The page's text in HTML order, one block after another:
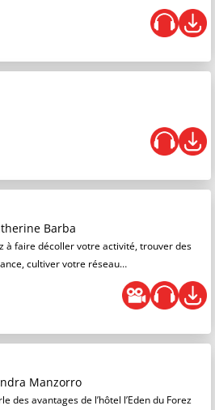
Barba
à faire décoller votre activité, trouver des
cultiver votre réseau…
Manzorro
des avantages de l’hôtel l’Eden du Forez